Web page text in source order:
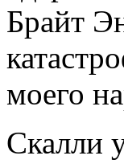
Брайт
моего
Скалли